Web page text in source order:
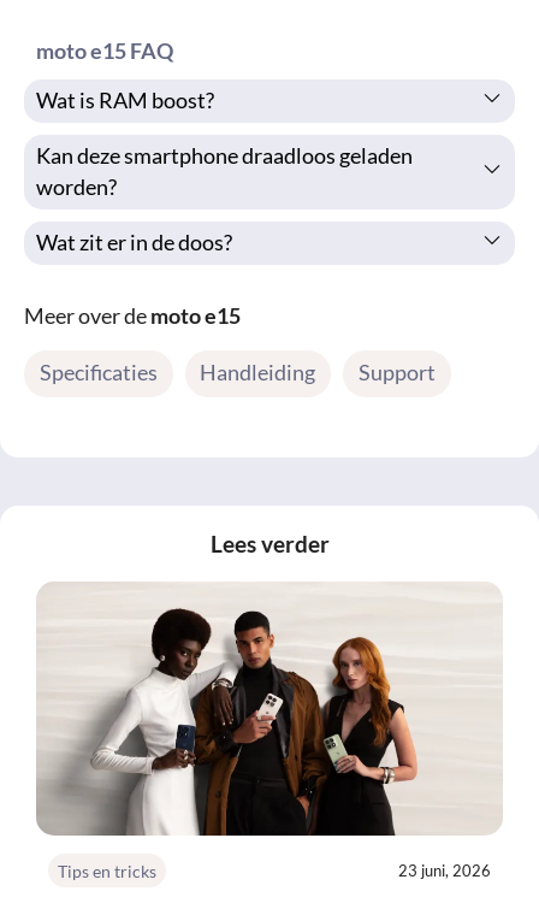
moto e15 FAQ
Wat is RAM boost?
Kan deze smartphone draadloos geladen
worden?
Wat zit er in de doos?
Meer over demoto e15
Specificaties Handleiding Support
Lees verder
Tips en tricks 23 juni, 2026